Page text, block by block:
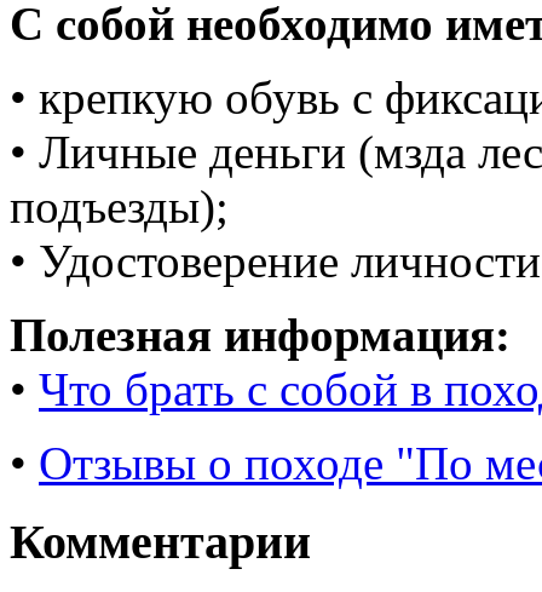
C собой необходимо
• крепкую обувь с
• Личные деньги (мзда
подъезды);
• Удостоверение
Полезная информация:
• Что брать с собой в
• Отзывы о походе "По
Комментарии